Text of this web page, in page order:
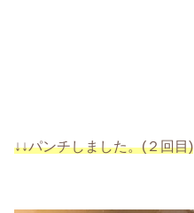
↓↓パンチしました。(２回目)